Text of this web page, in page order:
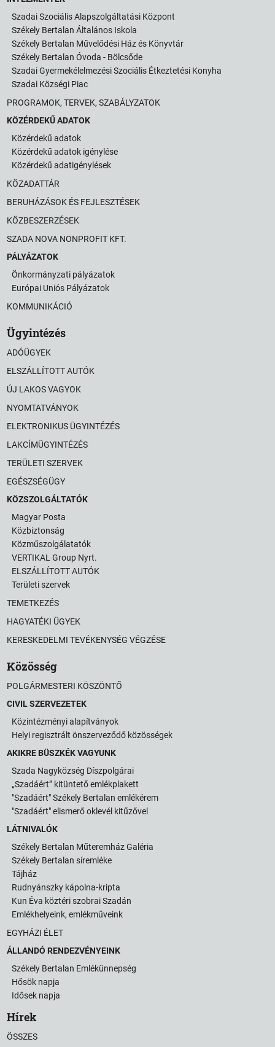
Szadai Szociális Alapszolgáltatási Központ
Székely Bertalan Általános Iskola
Székely Bertalan Művelődési Ház és Könyvtár
Székely Bertalan Óvoda - Bölcsőde
Szadai Gyermekélelmezési Szociális Étkeztetési Konyha
Szadai Községi Piac
PROGRAMOK, TERVEK, SZABÁLYZATOK
KÖZÉRDEKŰ ADATOK
Közérdekű adatok
Közérdekű adatok igénylése
Közérdekű adatigénylések
KÖZADATTÁR
BERUHÁZÁSOK ÉS FEJLESZTÉSEK
KÖZBESZERZÉSEK
SZADA NOVA NONPROFIT KFT.
PÁLYÁZATOK
Önkormányzati pályázatok
Európai Uniós Pályázatok
KOMMUNIKÁCIÓ
Ügyintézés
ADÓÜGYEK
ELSZÁLLÍTOTT AUTÓK
ÚJ LAKOS VAGYOK
NYOMTATVÁNYOK
ELEKTRONIKUS ÜGYINTÉZÉS
LAKCÍMÜGYINTÉZÉS
TERÜLETI SZERVEK
EGÉSZSÉGÜGY
KÖZSZOLGÁLTATÓK
Magyar Posta
Közbiztonság
Közműszolgálatatók
VERTIKAL Group Nyrt.
ELSZÁLLÍTOTT AUTÓK
Területi szervek
TEMETKEZÉS
HAGYATÉKI ÜGYEK
KERESKEDELMI TEVÉKENYSÉG VÉGZÉSE
Közösség
POLGÁRMESTERI KÖSZÖNTŐ
CIVIL SZERVEZETEK
Közintézményi alapítványok
Helyi regisztrált önszerveződő közösségek
AKIKRE BÜSZKÉK VAGYUNK
Szada Nagyközség Díszpolgárai
„Szadáért” kitüntető emlékplakett
"Szadáért" Székely Bertalan emlékérem
"Szadáért" elismerő oklevél kitűzővel
LÁTNIVALÓK
Székely Bertalan Műteremház Galéria
Székely Bertalan síremléke
Tájház
Rudnyánszky kápolna-kripta
Kun Éva köztéri szobrai Szadán
Emlékhelyeink, emlékműveink
EGYHÁZI ÉLET
ÁLLANDÓ RENDEZVÉNYEINK
Székely Bertalan Emlékünnepség
Hősök napja
Idősek napja
Hírek
ÖSSZES